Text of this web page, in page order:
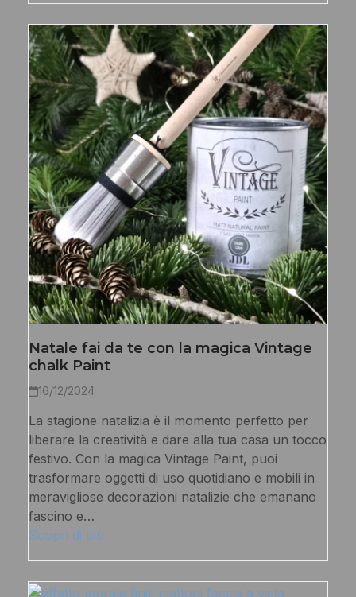
Natale fai da te con la magica Vintage
chalk Paint
16/12/2024
La stagione natalizia è il momento perfetto per
liberare la creatività e dare alla tua casa un tocco
festivo. Con la magica Vintage Paint, puoi
trasformare oggetti di uso quotidiano e mobili in
meravigliose decorazioni natalizie che emanano
fascino e…
Scopri di più